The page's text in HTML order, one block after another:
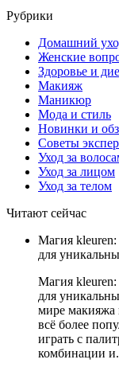
Рубрики
Домашний
Женские
Здоровье и
Макияж
Маникюр
Мода и стиль
Новинки и
Советы
Уход за
Уход за лицом
Уход за телом
Читают сейчас
Магия kleuren:
для
Магия kleuren:
для
мире макияжа
всё более
играть с
комбинации